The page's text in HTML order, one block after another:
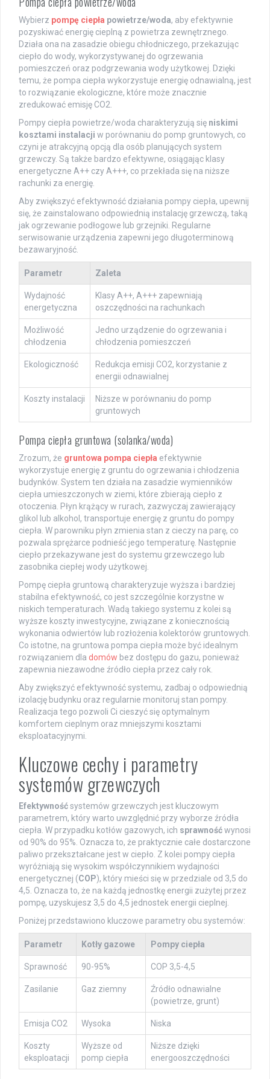
Wybierz pompę ciepła powietrze/woda, aby efektywnie
pozyskiwać energię cieplną z powietrza zewnętrznego.
Działa ona na zasadzie obiegu chłodniczego, przekazując
ciepło do wody, wykorzystywanej do ogrzewania
pomieszczeń oraz podgrzewania wody użytkowej. Dzięki
temu, że pompa ciepła wykorzystuje energię odnawialną, jest
to rozwiązanie ekologiczne, które może znacznie
zredukować emisję CO2.
Pompy ciepła powietrze/woda charakteryzują się niskimi
kosztami instalacji w porównaniu do pomp gruntowych, co
czyni je atrakcyjną opcją dla osób planujących system
grzewczy. Są także bardzo efektywne, osiągając klasy
energetyczne A++ czy A+++, co przekłada się na niższe
rachunki za energię.
Aby zwiększyć efektywność działania pompy ciepła, upewnij
się, że zainstalowano odpowiednią instalację grzewczą, taką
jak ogrzewanie podłogowe lub grzejniki. Regularne
serwisowanie urządzenia zapewni jego długoterminową
bezawaryjność.
Parametr Zaleta
Wydajność
energetyczna
Klasy A++, A+++ zapewniają
oszczędności na rachunkach
Możliwość
chłodzenia
Jedno urządzenie do ogrzewania i
chłodzenia pomieszczeń
Ekologiczność
Redukcja emisji CO2, korzystanie z
energii odnawialnej
Koszty instalacji
Niższe w porównaniu do pomp
gruntowych
Pompa ciepła gruntowa (solanka/woda)
Zrozum, że gruntowa pompa ciepła efektywnie
wykorzystuje energię z gruntu do ogrzewania i chłodzenia
budynków. System ten działa na zasadzie wymienników
ciepła umieszczonych w ziemi, które zbierają ciepło z
otoczenia. Płyn krążący w rurach, zazwyczaj zawierający
glikol lub alkohol, transportuje energię z gruntu do pompy
ciepła. W parowniku płyn zmienia stan z cieczy na parę, co
pozwala sprężarce podnieść jego temperaturę. Następnie
ciepło przekazywane jest do systemu grzewczego lub
zasobnika ciepłej wody użytkowej.
Pompę ciepła gruntową charakteryzuje wyższa i bardziej
stabilna efektywność, co jest szczególnie korzystne w
niskich temperaturach. Wadą takiego systemu z kolei są
wyższe koszty inwestycyjne, związane z koniecznością
wykonania odwiertów lub rozłożenia kolektorów gruntowych.
Co istotne, na gruntowa pompa ciepła może być idealnym
rozwiązaniem dla domów bez dostępu do gazu, ponieważ
zapewnia niezawodne źródło ciepła przez cały rok.
Aby zwiększyć efektywność systemu, zadbaj o odpowiednią
izolację budynku oraz regularnie monitoruj stan pompy.
Realizacja tego pozwoli Ci cieszyć się optymalnym
komfortem cieplnym oraz mniejszymi kosztami
eksploatacyjnymi.
Kluczowe cechy i parametry
systemów grzewczych
Efektywnośćsystemów grzewczych jest kluczowym
parametrem, który warto uwzględnić przy wyborze źródła
ciepła. W przypadku kotłów gazowych, ich sprawnośćwynosi
od 90% do 95%. Oznacza to, że praktycznie całe dostarczone
paliwo przekształcane jest w ciepło. Z kolei pompy ciepła
wyróżniają się wysokim współczynnikiem wydajności
energetycznej (COP), który mieści się w przedziale od 3,5 do
4,5. Oznacza to, że na każdą jednostkę energii zużytej przez
pompę, uzyskujesz 3,5 do 4,5 jednostek energii cieplnej.
Poniżej przedstawiono kluczowe parametry obu systemów:
Parametr Kotły gazowe Pompy ciepła
Sprawność 90-95% COP 3,5-4,5
Zasilanie Gaz ziemny
Źródło odnawialne
(powietrze, grunt)
Emisja CO2 Wysoka Niska
Koszty
eksploatacji
Wyższe od
pomp ciepła
Niższe dzięki
energooszczędności